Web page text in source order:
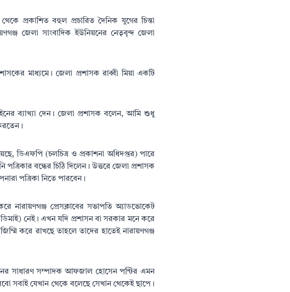
প্রকাশিত বহুল প্রচারিত দৈনিক যুগের চিন্তা
জেলা সাংবাদিক ইউনিয়নের নেতৃবৃন্দ জেলা
মাধ্যমে। জেলা প্রশাসক রাব্বী মিয়া একটি
আইনের ব্যাখ্যা দেন। জেলা প্রশাসক বলেন, আমি শুধু
ডিএফপি (চলচিত্র ও প্রকাশনা অধিদপ্তর) পারে
বন্ধের চিঠি দিলেন। উত্তরে জেলা প্রশাসক
পত্রিকা নিতে পারবেন।
নারায়ণগঞ্জ প্রেসক্লাবের সভাপতি অ্যাডভোকেট
নেই। এখন যদি প্রশাসন বা সরকার মনে করে
করে রাখছে তাহলে তাদের হাতেই নারায়ণগঞ্জ
সাধারণ সম্পাদক আফজাল হোসেন পন্টির এমন
সবাই যেখান থেকে বলেছে সেখান থেকেই ছাপে।